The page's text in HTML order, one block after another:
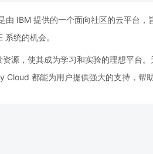
由 IBM 提供的一个面向社区的云平台，
系统的机会。
源， 使其成为学习和实验的理想平台。
Cloud 都能为用户提供强大的支持， 帮